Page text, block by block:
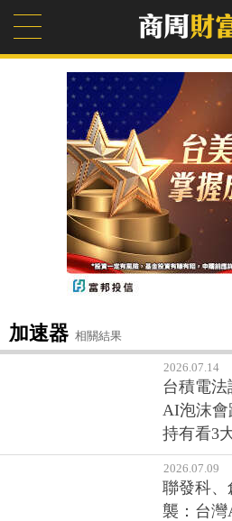
加速器 相關結果
2026.07.14
台積電
AI泡沫會
持有看3
2026.07.09
聯發科、
襲：台灣